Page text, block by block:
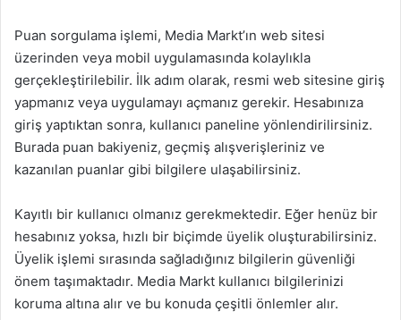
Puan sorgulama işlemi, Media Markt’ın web sitesi
üzerinden veya mobil uygulamasında kolaylıkla
gerçekleştirilebilir. İlk adım olarak, resmi web sitesine giriş
yapmanız veya uygulamayı açmanız gerekir. Hesabınıza
giriş yaptıktan sonra, kullanıcı paneline yönlendirilirsiniz.
Burada puan bakiyeniz, geçmiş alışverişleriniz ve
kazanılan puanlar gibi bilgilere ulaşabilirsiniz.
Kayıtlı bir kullanıcı olmanız gerekmektedir. Eğer henüz bir
hesabınız yoksa, hızlı bir biçimde üyelik oluşturabilirsiniz.
Üyelik işlemi sırasında sağladığınız bilgilerin güvenliği
önem taşımaktadır. Media Markt kullanıcı bilgilerinizi
koruma altına alır ve bu konuda çeşitli önlemler alır.